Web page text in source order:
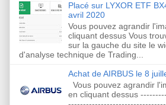
Placé sur LYXOR ETF
avril 2020
Vous pouvez agrandir
cliquant dessus Vous
sur la gauche du site le
d'analyse technique de Trading...
Achat de AIRBUS le 8
Vous pouvez agrandir
en cliquant dessus